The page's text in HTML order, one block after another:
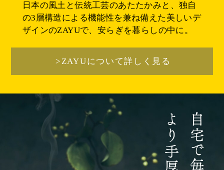
日本の風土と伝統工芸のあたたかみと、独自
の3層構造による機能性を兼ね備えた美しいデ
ザインのZAYUで、安らぎを暮らしの中に。
>ZAYUについて詳しく見る